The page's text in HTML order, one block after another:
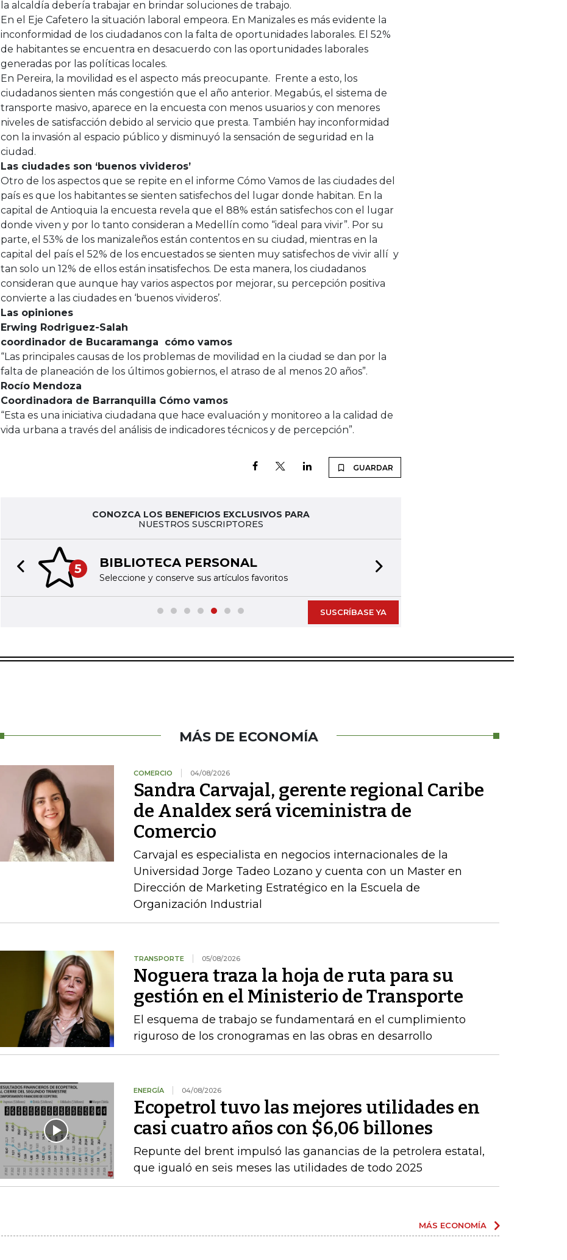
la alcaldía debería trabajar en brindar soluciones de trabajo.
En el Eje Cafetero la situación laboral empeora. En Manizales es más evidente la
inconformidad de los ciudadanos con la falta de oportunidades laborales. El 52%
de habitantes se encuentra en desacuerdo con las oportunidades laborales
generadas por las políticas locales.
En Pereira, la movilidad es el aspecto más preocupante. Frente a esto, los
ciudadanos sienten más congestión que el año anterior. Megabús, el sistema de
transporte masivo, aparece en la encuesta con menos usuarios y con menores
niveles de satisfacción debido al servicio que presta. También hay inconformidad
con la invasión al espacio público y disminuyó la sensación de seguridad en la
ciudad.
Las ciudades son ‘buenos vivideros’
Otro de los aspectos que se repite en el informe Cómo Vamos de las ciudades del
país es que los habitantes se sienten satisfechos del lugar donde habitan. En la
capital de Antioquia la encuesta revela que el 88% están satisfechos con el lugar
donde viven y por lo tanto consideran a Medellín como “ideal para vivir”. Por su
parte, el 53% de los manizaleños están contentos en su ciudad, mientras en la
capital del país el 52% de los encuestados se sienten muy satisfechos de vivir allí y
tan solo un 12% de ellos están insatisfechos. De esta manera, los ciudadanos
consideran que aunque hay varios aspectos por mejorar, su percepción positiva
convierte a las ciudades en ‘buenos vivideros’.
Las opiniones
Erwing Rodriguez-Salah
coordinador de Bucaramanga cómo vamos
“Las principales causas de los problemas de movilidad en la ciudad se dan por la
falta de planeación de los últimos gobiernos, el atraso de al menos 20 años”.
Rocío Mendoza
Coordinadora de Barranquilla Cómo vamos
“Esta es una iniciativa ciudadana que hace evaluación y monitoreo a la calidad de
vida urbana a través del análisis de indicadores técnicos y de percepción”.
GUARDAR
CONOZCA LOS BENEFICIOS EXCLUSIVOS PARA
NUESTROS SUSCRIPTORES
5 BIBLIOTECA PERSONAL
Seleccione y conserve sus artículos favoritos
Previous slide
SUSCRÍBASE YA
MÁS DE ECONOMÍA
COMERCIO 04/08/2026
Sandra Carvajal, gerente regional Caribe
de Analdex será viceministra de
Comercio
Carvajal es especialista en negocios internacionales de la
Universidad Jorge Tadeo Lozano y cuenta con un Master en
Dirección de Marketing Estratégico en la Escuela de
Organización Industrial
TRANSPORTE 05/08/2026
Noguera traza la hoja de ruta para su
gestión en el Ministerio de Transporte
El esquema de trabajo se fundamentará en el cumplimiento
riguroso de los cronogramas en las obras en desarrollo
ENERGÍA 04/08/2026
Ecopetrol tuvo las mejores utilidades en
casi cuatro años con $6,06 billones
Repunte del brent impulsó las ganancias de la petrolera estatal,
que igualó en seis meses las utilidades de todo 2025
MÁS ECONOMÍA